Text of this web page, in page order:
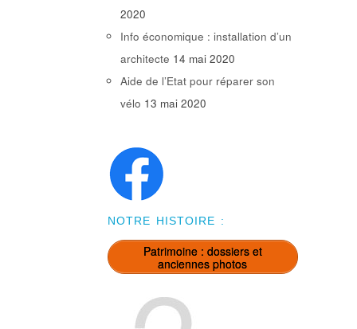
2020
Info économique : installation d’un
architecte 14 mai 2020
Aide de l’Etat pour réparer son
vélo 13 mai 2020
NOTRE HISTOIRE :
Patrimoine : dossiers et
anciennes photos